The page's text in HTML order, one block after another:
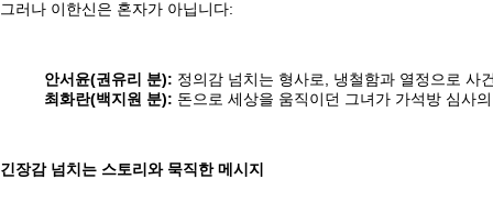
그러나 이한신은 혼자가 아닙니다:
안서윤(권유리 분): 정의감 넘치는 형사로, 냉철함과 열정으로 사
최화란(백지원 분): 돈으로 세상을 움직이던 그녀가 가석방 심사
긴장감 넘치는 스토리와 묵직한 메시지